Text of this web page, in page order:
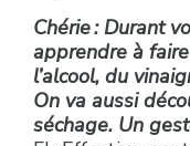
Chérie : Durant
apprendre à
l’alcool, du
On va aussi
séchage. Un